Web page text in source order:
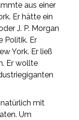
aus einer
Er hätte ein
J. P. Morgan
Politik. Er
York. Er ließ
Er wollte
mit
Um